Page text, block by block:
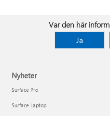
Var den här
Ja
Nyheter
Surface Pro
Surface Laptop